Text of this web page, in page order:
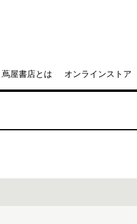
屋書店とは オンラインストア